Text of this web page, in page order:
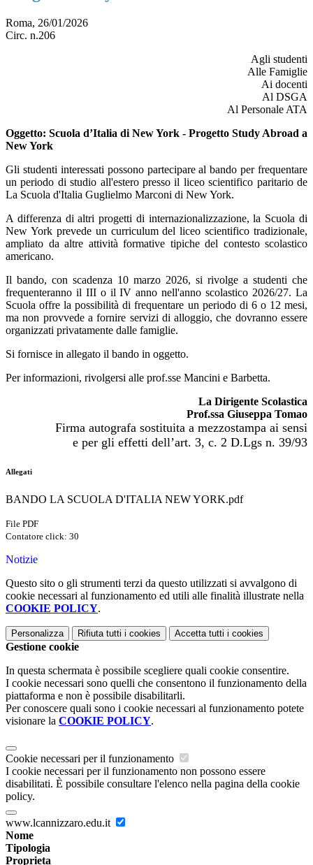
Roma, 26/01/2026
Circ. n.206
Agli studenti
Alle Famiglie
Ai docenti
Al DSGA
Al Personale ATA
Oggetto: Scuola d’Italia di New York - Progetto Study Abroad a
New York
Gli studenti interessati possono partecipare al bando per frequentare
un periodo di studio all'estero presso il liceo scientifico paritario de
La Scuola d'Italia Guglielmo Marconi di New York.
A differenza di altri progetti di internazionalizzazione, la Scuola di
New York prevede un curriculum del liceo scientifico tradizionale,
ampliato da altre attività formative tipiche del contesto scolastico
americano.
Il bando, con scadenza 10 marzo 2026, si rivolge a studenti che
frequenteranno il III o il IV anno nell'anno scolastico 2026/27. La
Scuola offre la possibilità di frequentare un periodo di 6 o 12 mesi,
ma non provvede a fornire servizi di alloggio, che dovranno essere
organizzati privatamente dalle famiglie.
Si fornisce in allegato il bando in oggetto.
Per informazioni, rivolgersi alle prof.sse Mancini e Barbetta.
La Dirigente Scolastica
Prof.ssa Giuseppa Tomao
Firma autografa sostituita a mezzostampa ai sensi
e per gli effetti dell’art. 3, c. 2 D.Lgs n. 39/93
Allegati
BANDO LA SCUOLA D'ITALIA NEW YORK.pdf
File PDF
Contatore click: 30
Notizie
Questo sito o gli strumenti terzi da questo utilizzati si avvalgono di
cookie necessari al funzionamento ed utili alle finalità illustrate nella
COOKIE POLICY.
Personalizza Rifiuta tutti i cookies Accetta tutti i cookies
Gestione cookie
In questa schermata è possibile scegliere quali cookie consentire.
I cookie necessari sono quelli che consentono il funzionamento della
piattaforma e non è possibile disabilitarli.
Per conoscere quali sono i cookie necessari al funzionamento potete
visionare la COOKIE POLICY.
Cookie necessari per il funzionamento
I cookie necessari per il funzionamento non possono essere
disabilitati. È possibile consultare l'elenco nella pagina della cookie
policy.
www.lcannizzaro.edu.it
Nome
Tipologia
Proprieta